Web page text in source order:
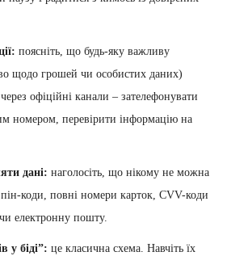
поясніть, що будь-яку важливу
щодо грошей чи особистих даних)
офіційні канали – зателефонувати
номером, перевірити інформацію на
дані: наголосіть, що нікому не можна
коди, повні номери карток, CVV-коди
електронну пошту.
у біді”: це класична схема. Навчіть їх